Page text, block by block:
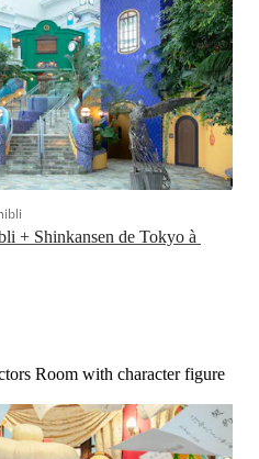
+ Shinkansen de Tokyo à
Room with character figure